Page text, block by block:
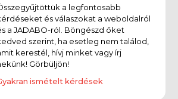
a legfontosabb
és válaszokat a weboldalról
a JADABO-ról. Böngészd őket
szerint, ha esetleg nem találod,
kerestél, hívj minket vagy írj
Görbüljön!
ismételt kérdések